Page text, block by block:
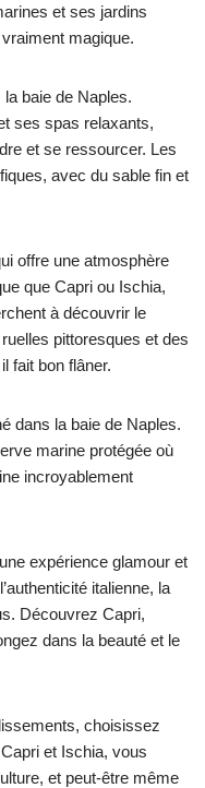
et ses jardins
magique.
baie de Naples.
ses spas relaxants,
et se ressourcer. Les
avec du sable fin et
offre une atmosphère
que Capri ou Ischia,
à découvrir le
pittoresques et des
fait bon flâner.
dans la baie de Naples.
marine protégée où
incroyablement
expérience glamour et
italienne, la
Découvrez Capri,
dans la beauté et le
choisissez
et Ischia, vous
et peut-être même